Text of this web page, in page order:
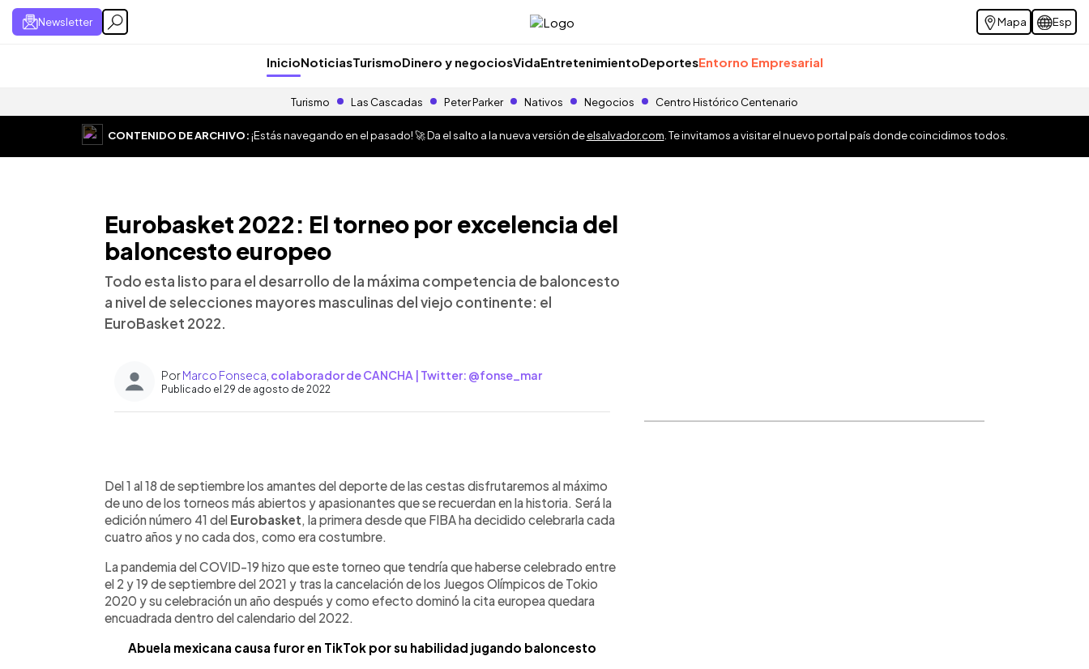
Newsletter Mapa Esp
InicioNoticiasTurismoDinero y negociosVidaEntretenimientoDeportesEntorno Empresarial
Turismo Las Cascadas Peter Parker Nativos Negocios Centro Histórico Centenario
CONTENIDO DE ARCHIVO:¡Estás navegando en el pasado! 🚀 Da el salto a la nueva versión deelsalvador.com . Te invitamos a visitar el nuevo portal país donde coincidimos todos.
Eurobasket 2022: El torneo por excelencia del
baloncesto europeo
Todo esta listo para el desarrollo de la máxima competencia de baloncesto
a nivel de selecciones mayores masculinas del viejo continente: el
EuroBasket 2022.
PorMarco Fonseca colaborador de CANCHA | Twitter: @fonse_mar
Publicado el 29 de agosto de 2022
► Escuchar artículo
Del 1 al 18 de septiembre los amantes del deporte de las cestas disfrutaremos al máximo
de uno de los torneos más abiertos y apasionantes que se recuerdan en la historia. Será la
edición número 41 del Eurobasket, la primera desde que FIBA ha decidido celebrarla cada
cuatro años y no cada dos, como era costumbre.
La pandemia del COVID-19 hizo que este torneo que tendría que haberse celebrado entre
el 2 y 19 de septiembre del 2021 y tras la cancelación de los Juegos Olímpicos de Tokio
2020 y su celebración un año después y como efecto dominó la cita europea quedara
encuadrada dentro del calendario del 2022.
Abuela mexicana causa furor en TikTok por su habilidad jugando baloncesto